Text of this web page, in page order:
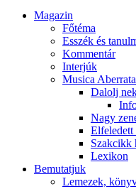
Magazin
Főtéma
Esszék és
Kommentár
Interjúk
Musica Aberrata
Dalolj
Nagy
Elfeledett
Szakcikk
Lexikon
Bemutatjuk
Lemezek,